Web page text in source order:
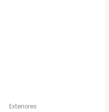
Exteriores